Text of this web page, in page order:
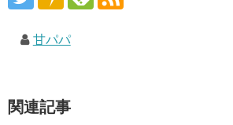
甘パパ
関連記事